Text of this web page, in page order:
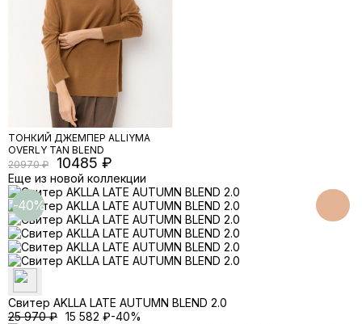
ТОНКИЙ ДЖЕМПЕР ALLIYMA
OVERLY TAN BLEND
20970
10485
Еще из новой коллекции
-40%
Свитер AKLLA LATE AUTUMN BLEND 2.0
25 970₽ 15 582 ₽-40%